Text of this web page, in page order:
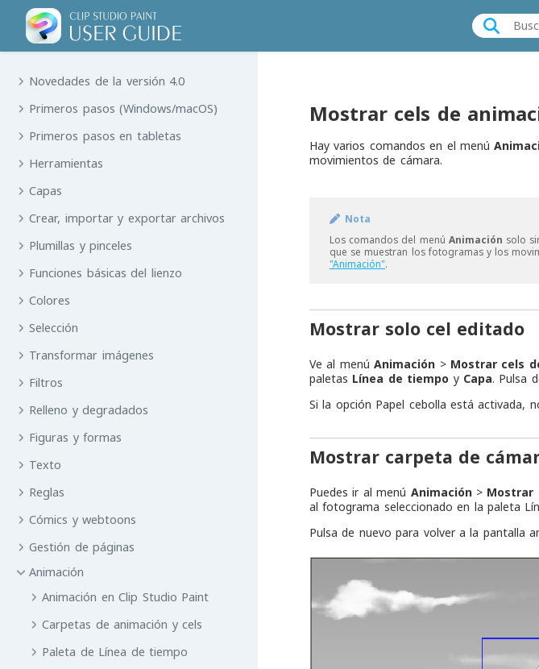
Novedades de la versión 4.0
Primeros pasos (Windows/macOS)
Primeros pasos en tabletas
Herramientas
Capas
Crear, importar y exportar archivos
Plumillas y pinceles
Funciones básicas del lienzo
Colores
Selección
Transformar imágenes
Filtros
Relleno y degradados
Figuras y formas
Texto
Reglas
Cómics y webtoons
Gestión de páginas
Animación
Animación en Clip Studio Paint
Carpetas de animación y cels
Paleta de Línea de tiempo
Mostrar cels de
Hay varios comandos en el menú
movimientos de cámara.
Nota
Los comandos del menú Animación solo
que se muestran los fotogramas y los
"Animación".
Mostrar solo cel editado
Ve al menúAnimación > Mostrar cels
paletas Línea de tiempo y Capa. Pulsa
Si la opción Papel cebolla está activada,
Mostrar carpeta de
Puedes ir al menú Animación> Mostrar
al fotograma seleccionado en la paleta
Pulsa de nuevo para volver a la pantalla